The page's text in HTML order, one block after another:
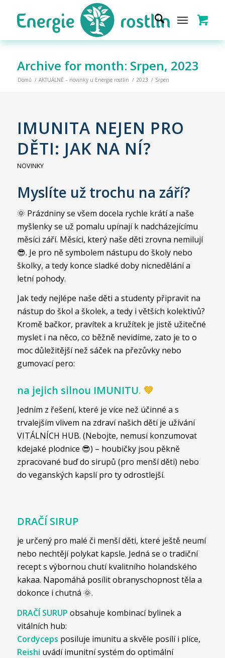
Archive for month: Srpen, 2023
Domů / AKTUÁLNĚ – novinky u Energie rostlin / 2023 / Srpen
IMUNITA NEJEN PRO
DĚTI: JAK NA NÍ?
NOVINKY
Myslíte už trochu na září?
🌞 Prázdniny se všem docela rychle krátí a naše
myšlenky se už pomalu upínají k nadcházejícímu
měsíci září. Měsíci, který naše děti zrovna nemilují
😎. Je pro ně symbolem nástupu do školy nebo
školky, a tedy konce sladké doby nicnedělání a
letní pohody.
Jak tedy nejlépe naše děti a studenty připravit na
nástup do škol a školek, a tedy i větších kolektivů?
Kromě bačkor, pravítek a kružítek je jistě užitečné
myslet i na něco, co běžně nevidíme, zato je to o
moc důležitější než sáček na přezůvky nebo
gumovací pero:
na jejich silnou IMUNITU. 💚
Jedním z řešení, které je více než účinné a s
trvalejším vlivem na zdraví našich dětí je užívání
VITÁLNÍCH HUB. (Nebojte, nemusí konzumovat
kdejaké plodnice 😎) – houbičky jsou pěkně
zpracované buď do sirupů (pro menší děti) nebo
do veganských kapslí pro ty odrostlejší.
DRAČÍ SIRUP
je určený pro malé či menší děti, které ještě neumí
nebo nechtějí polykat kapsle. Jedná se o tradiční
recept s výbornou chutí kvalitního holandského
kakaa. Napomáhá posílit obranyschopnost těla a
dokonce i chutná 🌞.
DRAČÍ SURUP obsahuje kombinací bylinek a
vitálních hub:
Cordyceps posiluje imunitu a skvěle posílí i plíce,
Reishi uvádí imunitní systém do optimální